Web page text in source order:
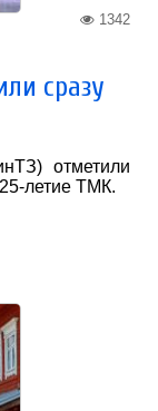
1342
сразу
отметили
летие ТМК.